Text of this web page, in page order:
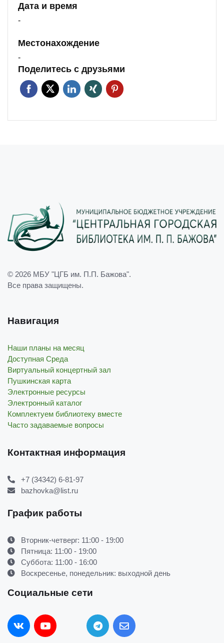
Дата и время
-
Местонахождение
-
Поделитесь с друзьями
© 2026 МБУ "ЦГБ им. П.П. Бажова".
Все права защищены.
Навигация
Наши планы на месяц
Доступная Среда
Виртуальный концертный зал
Пушкинская карта
Электронные ресурсы
Электронный каталог
Комплектуем библиотеку вместе
Часто задаваемые вопросы
Контактная информация
+7 (34342) 6-81-97
bazhovka@list.ru
График работы
Вторник-четверг: 11:00 - 19:00
Пятница: 11:00 - 19:00
Суббота: 11:00 - 16:00
Воскресенье, понедельник: выходной день
Социальные сети